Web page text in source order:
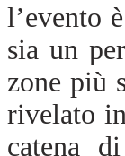
l’evento
sia un
zone più
rivelato
catena